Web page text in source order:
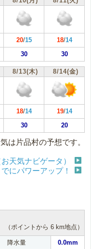
20/15 18/14
30 30
8/13(木) 8/14(金)
18/14 19/14
30 20
は片品村の予想です。
天気ナビゲータ）
にパワーアップ！
（ポイントから 6 km地点）
降水量
0.0mm